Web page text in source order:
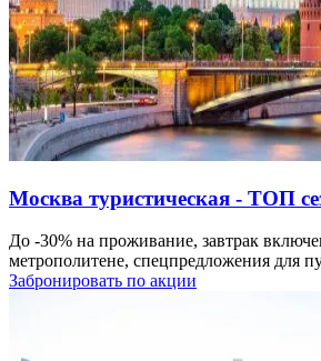
Москва туристическая - ТОП
До -30% на проживание, завтрак
метрополитене, спецпредложения для
Забронировать по акции